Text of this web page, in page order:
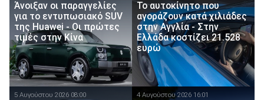
Άνοιξαν οι παραγγελίες
για το εντυπωσιακό SUV
της Huawei - Οι πρώτες
τιμές στην Κίνα
To αυτοκίνητο που
αγοράζουν κατά χιλιάδες
στην Αγγλία - Στην
Ελλάδα κοστίζει 21.528
ευρώ
5 Αυγούστου 2026 08:00 4 Αυγούστου 2026 16:01